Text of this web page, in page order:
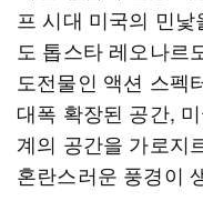
프 시대 미국의 민
도 톱스타 레오나르
도전물인 액션 스펙
대폭 확장된 공간,
계의 공간을 가로지
혼란스러운 풍경이